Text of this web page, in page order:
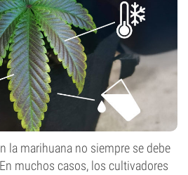
la marihuana no siempre se debe
muchos casos, los cultivadores